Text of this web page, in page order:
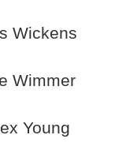
Wickens
Wimmer
Young